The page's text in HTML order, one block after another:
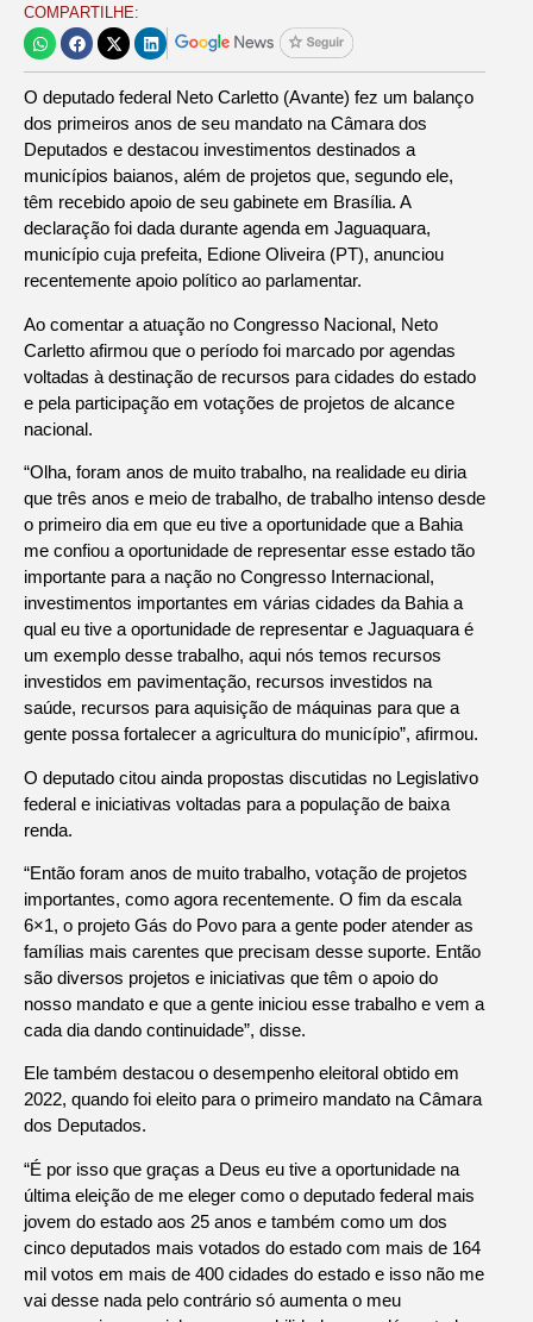
COMPARTILHE:
O deputado federal Neto Carletto (Avante) fez um balanço
dos primeiros anos de seu mandato na Câmara dos
Deputados e destacou investimentos destinados a
municípios baianos, além de projetos que, segundo ele,
têm recebido apoio de seu gabinete em Brasília. A
declaração foi dada durante agenda em Jaguaquara,
município cuja prefeita, Edione Oliveira (PT), anunciou
recentemente apoio político ao parlamentar.
Ao comentar a atuação no Congresso Nacional, Neto
Carletto afirmou que o período foi marcado por agendas
voltadas à destinação de recursos para cidades do estado
e pela participação em votações de projetos de alcance
nacional.
“Olha, foram anos de muito trabalho, na realidade eu diria
que três anos e meio de trabalho, de trabalho intenso desde
o primeiro dia em que eu tive a oportunidade que a Bahia
me confiou a oportunidade de representar esse estado tão
importante para a nação no Congresso Internacional,
investimentos importantes em várias cidades da Bahia a
qual eu tive a oportunidade de representar e Jaguaquara é
um exemplo desse trabalho, aqui nós temos recursos
investidos em pavimentação, recursos investidos na
saúde, recursos para aquisição de máquinas para que a
gente possa fortalecer a agricultura do município”, afirmou.
O deputado citou ainda propostas discutidas no Legislativo
federal e iniciativas voltadas para a população de baixa
renda.
“Então foram anos de muito trabalho, votação de projetos
importantes, como agora recentemente. O fim da escala
6×1, o projeto Gás do Povo para a gente poder atender as
famílias mais carentes que precisam desse suporte. Então
são diversos projetos e iniciativas que têm o apoio do
nosso mandato e que a gente iniciou esse trabalho e vem a
cada dia dando continuidade”, disse.
Ele também destacou o desempenho eleitoral obtido em
2022, quando foi eleito para o primeiro mandato na Câmara
dos Deputados.
“É por isso que graças a Deus eu tive a oportunidade na
última eleição de me eleger como o deputado federal mais
jovem do estado aos 25 anos e também como um dos
cinco deputados mais votados do estado com mais de 164
mil votos em mais de 400 cidades do estado e isso não me
vai desse nada pelo contrário só aumenta o meu